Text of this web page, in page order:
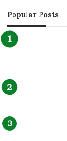
Popular Posts